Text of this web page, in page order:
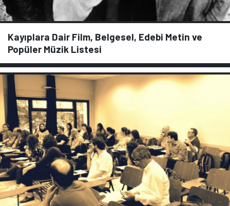
Kayıplara Dair Film, Belgesel, Edebi Metin ve
Popüler Müzik Listesi